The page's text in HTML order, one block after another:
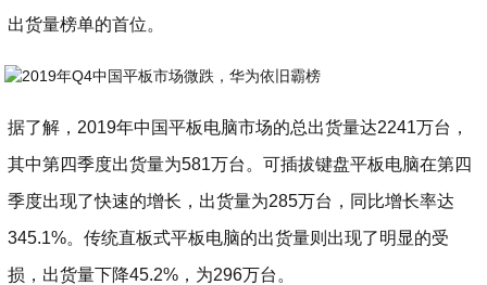
出货量榜单的首位。
据了解，2019年中国平板电脑市场的总出货量达2241万台，
其中第四季度出货量为581万台。可插拔键盘平板电脑在第四
季度出现了快速的增长，出货量为285万台，同比增长率达
345.1%。传统直板式平板电脑的出货量则出现了明显的受
损，出货量下降45.2%，为296万台。